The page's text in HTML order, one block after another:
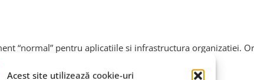
Acest site utilizează cookie-uri
“normal” pentru aplicatiile si infrastructura organizatiei.
se manifeste la nivelul utilizatorului final.